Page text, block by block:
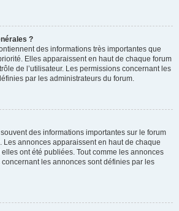
?
des informations très importantes que
Elles apparaissent en haut de chaque forum
de l’utilisateur. Les permissions concernant les
par les administrateurs du forum.
des informations importantes sur le forum
Les annonces apparaissent en haut de chaque
ont été publiées. Tout comme les annonces
les annonces sont définies par les